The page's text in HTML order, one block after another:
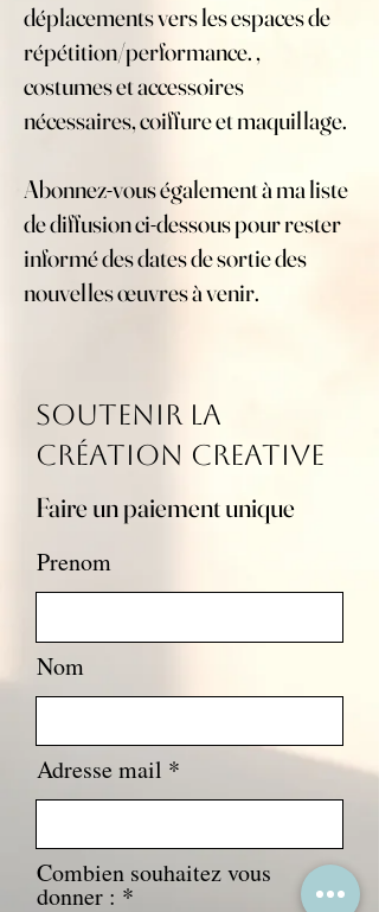
déplacements vers les espaces de
répétition/performance. ,
costumes et accessoires
nécessaires, coiffure et maquillage.
Abonnez-vous également à ma liste
de diffusion ci-dessous pour rester
informé des dates de sortie des
nouvelles œuvres à venir.
Soutenir La
Création Creative
Faire un paiement unique
Prenom
Nom
Adresse mail
Combien souhaitez vous
donner :